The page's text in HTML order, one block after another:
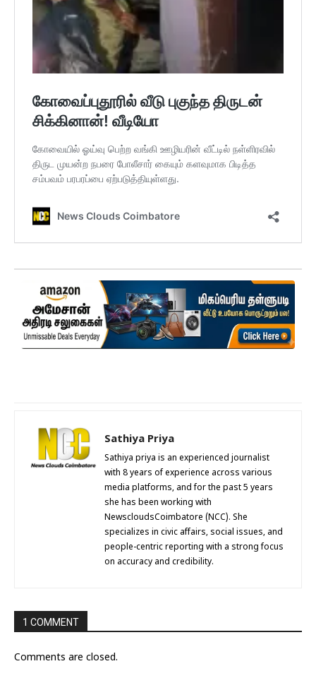
Sathiya Priya
Sathiya priya is an experienced journalist
with 8 years of experience across various
media platforms, and for the past 5 years
she has been working with
NewscloudsCoimbatore (NCC). She
specializes in civic affairs, social issues, and
people-centric reporting with a strong focus
on accuracy and credibility.
1 COMMENT
Comments are closed.